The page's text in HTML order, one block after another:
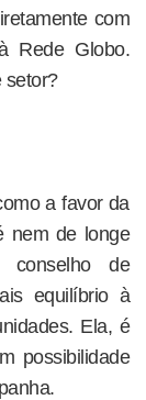
com
Rede Globo.
setor?
a favor da
nem de longe
de
equilíbrio à
Ela, é
possibilidade